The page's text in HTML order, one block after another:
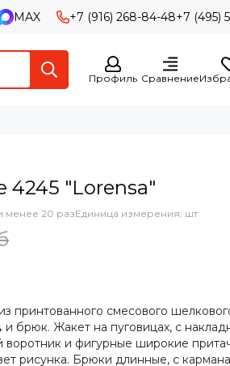
MAX +7 (916) 268-84-48+7 (495)
Профиль Сравнение
"Lorensa"
менее 20 разЕдиница измерения: шт
из принтованного смесового
и брюк. Жакет на пуговицах, с
и фигурные широкие
рисунка. Брюки длинные, с